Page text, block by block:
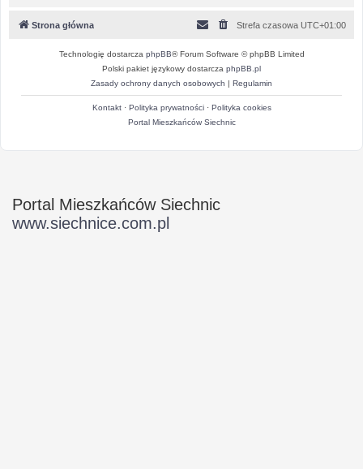
Strona główna Strefa czasowa UTC+01:00
Technologię dostarcza phpBB® Forum Software © phpBB Limited
Polski pakiet językowy dostarcza phpBB.pl
Zasady ochrony danych osobowych | Regulamin
Kontakt· Polityka prywatności· Polityka cookies
Portal Mieszkańców Siechnic
Portal Mieszkańców Siechnic
www.siechnice.com.pl